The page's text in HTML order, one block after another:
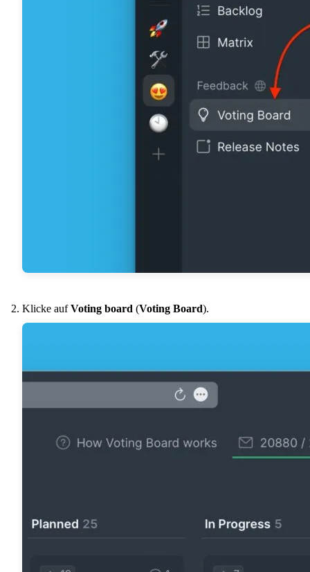
Klicke aufVoting board (Voting Board).